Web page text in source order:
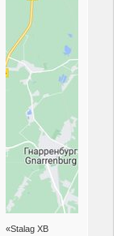
«Stalag XB